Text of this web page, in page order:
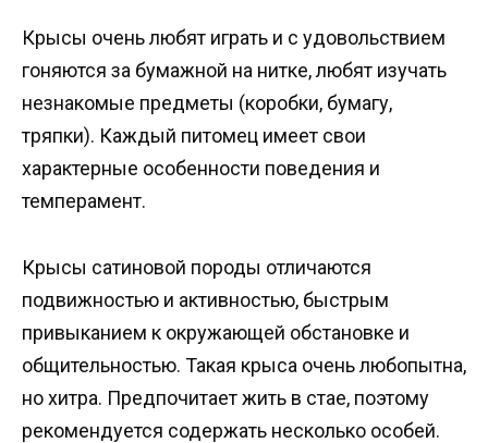
Крысы очень любят играть и с удовольствием
гоняются за бумажной на нитке, любят изучать
незнакомые предметы (коробки, бумагу,
тряпки). Каждый питомец имеет свои
характерные особенности поведения и
темперамент.
Крысы сатиновой породы отличаются
подвижностью и активностью, быстрым
привыканием к окружающей обстановке и
общительностью. Такая крыса очень любопытна,
но хитра. Предпочитает жить в стае, поэтому
рекомендуется содержать несколько особей.